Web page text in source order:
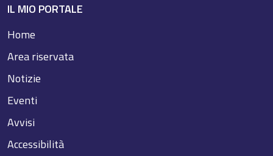
IL MIO PORTALE
Home
Area riservata
Notizie
Eventi
Avvisi
Accessibilità